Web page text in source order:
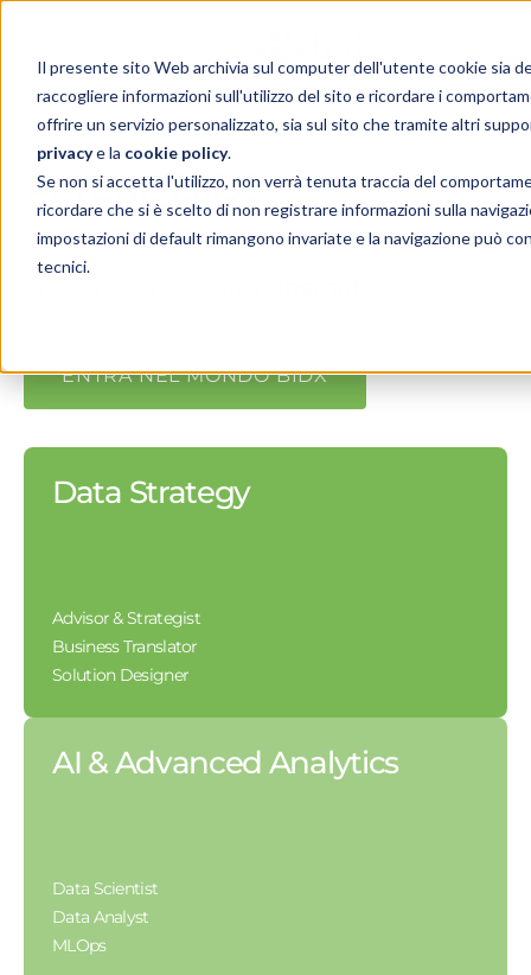
Il presente sito Web archivia sul computer dell'utente cookie sia
raccogliere informazioni sull'utilizzo del sito e ricordare i
offrire un servizio personalizzato, sia sul sito che tramite altri
privacye la cookie policy.
Se non si accetta l'utilizzo, non verrà tenuta traccia del
ricordare che si è scelto di non registrare informazioni sulla
impostazioni di default rimangono invariate e la navigazione può
tecnici.
Perchè BID?
ENTRA NEL MONDO BIDX
Data Strategy
Advisor & Strategist
Business Translator
Solution Designer
AI & Advanced Analytics
Data Scientist
Data Analyst
MLOps